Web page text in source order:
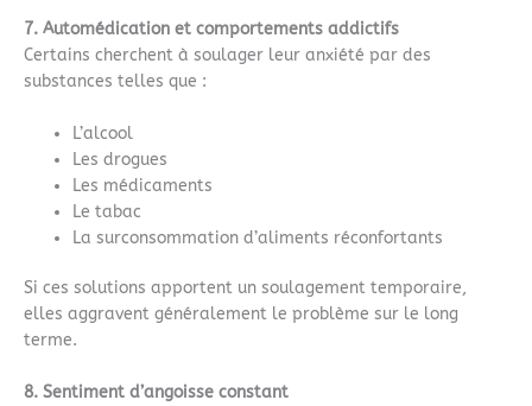
7. Automédication et comportements addictifs
Certains cherchent à soulager leur anxiété par des
substances telles que :
L’alcool
Les drogues
Les médicaments
Le tabac
La surconsommation d’aliments réconfortants
Si ces solutions apportent un soulagement temporaire,
elles aggravent généralement le problème sur le long
terme.
8. Sentiment d’angoisse constant